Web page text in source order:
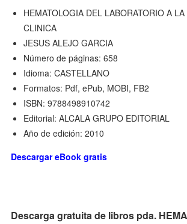
HEMATOLOGIA DEL LABORATORIO A
CLINICA
JESUS ALEJO GARCIA
Número de páginas: 658
Idioma: CASTELLANO
Formatos: Pdf, ePub, MOBI, FB2
ISBN: 9788498910742
Editorial: ALCALA GRUPO EDITORIAL
Año de edición: 2010
Descargar eBook gratis
Descarga gratuita de libros pda.